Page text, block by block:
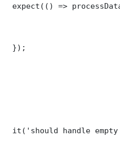
expect(() =>
});
it('should handle